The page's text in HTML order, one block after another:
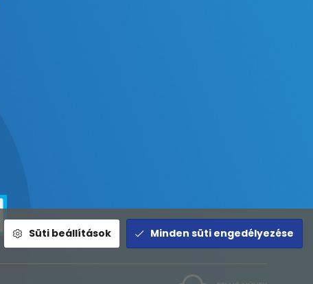
Süti beállítások Minden süti engedélyezése